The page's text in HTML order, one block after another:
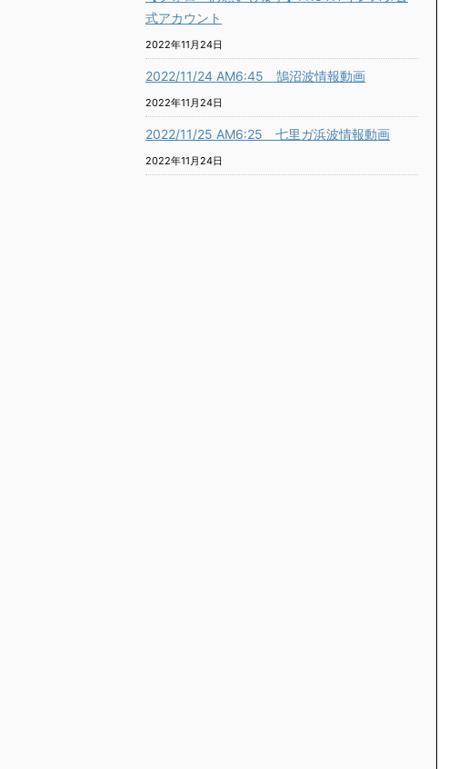
式アカウント
2022年11月24日
2022/11/24 AM6:45 鵠沼波情報動画
2022年11月24日
2022/11/25 AM6:25 七里ガ浜波情報動画
2022年11月24日